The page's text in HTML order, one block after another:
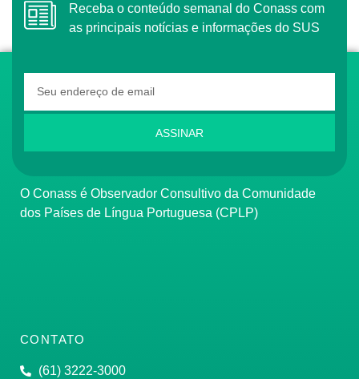
Receba o conteúdo semanal do Conass com
as principais notícias e informações do SUS
ASSINAR
O Conass é Observador Consultivo da Comunidade
dos Países de Língua Portuguesa (CPLP)
CONTATO
(61) 3222-3000